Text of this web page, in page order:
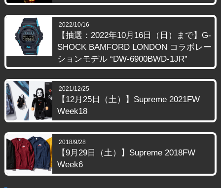
2022/10/16
【抽選：2022年10月16日（日）まで】G-
SHOCK BAMFORD LONDON コラボレー
ションモデル “DW-6900BWD-1JR”
2021/12/25
【12月25日（土）】Supreme 2021FW
Week18
2018/9/28
【9月29日（土）】Supreme 2018FW
Week6